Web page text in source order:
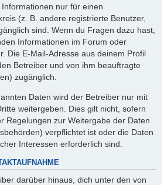
nur für einen
(z. B. andere registrierte Benutzer,
sind. Wenn du Fragen dazu hast,
Informationen im Forum oder
Die E-Mail-Adresse aus deinem Profil
Betreiber und von ihm beauftragte
zugänglich.
Daten wird der Betreiber nur mit
weitergeben. Dies gilt nicht, sofern
Regelungen zur Weitergabe der Daten
verpflichtet ist oder die Daten
Interessen erforderlich sind.
darüber hinaus, dich unter den von